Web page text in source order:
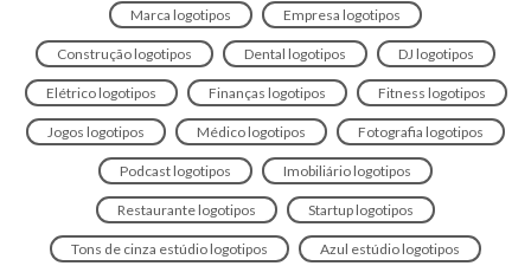
Marca logotipos Empresa logotipos
Construção logotipos Dental logotipos DJ logotipos
Elétrico logotipos Finanças logotipos Fitness logotipos
Jogos logotipos Médico logotipos Fotografia logotipos
Podcast logotipos Imobiliário logotipos
Restaurante logotipos Startup logotipos
Tons de cinza estúdio logotipos Azul estúdio logotipos